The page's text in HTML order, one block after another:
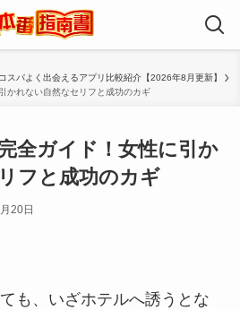
スパよく出会えるアプリ比較紹介【2026年8月更新】
かれない自然なセリフと成功のカギ
全ガイド！女性に引か
フと成功のカギ
20日
も、いざホテルへ誘うとな